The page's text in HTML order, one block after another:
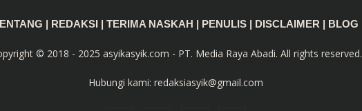
REDAKSI TERIMA NASKAH PENULIS DISCLAIMER BLOG
© 2018 - 2025 asyikasyik.com - PT. Media Raya Abadi. All rights reserved.
Hubungi kami:redaksiasyik@gmail.com